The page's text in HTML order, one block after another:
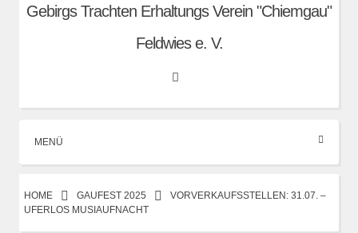
Gebirgs Trachten Erhaltungs Verein "Chiemgau"
Feldwies e. V.
Search
MENÜ
HOME GAUFEST 2025
VORVERKAUFSSTELLEN: 31.07. –
UFERLOS MUSIAUFNACHT